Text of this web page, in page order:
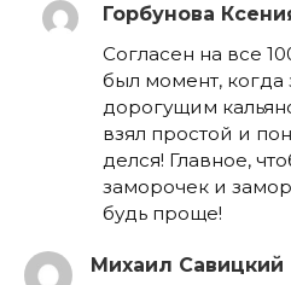
Горбунова
Согласен на все
был момент, когда
дорогущим
взял простой и
делся! Главное,
заморочек и
будь проще!
Михаил Савицкий